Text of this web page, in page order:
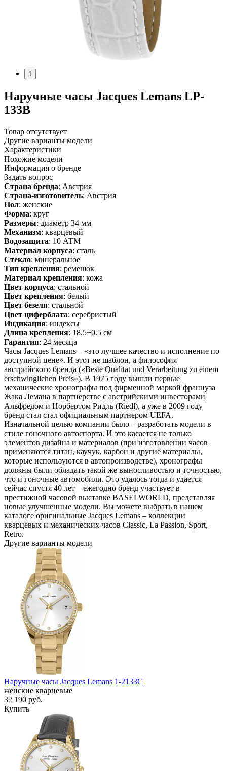
1
Наручные часы Jacques Lemans LP-
133B
Товар отсутствует
Другие варианты модели
Характеристики
Похожие модели
Информация о бренде
Задать вопрос
Страна бренда: Австрия
Страна-изготовитель: Австрия
Пол: женские
Форма: круг
Размеры: диаметр 34 мм
Механизм: кварцевый
Водозащита: 10 АТМ
Материал корпуса: сталь
Стекло: минеральное
Тип крепления: ремешок
Материал крепления: кожа
Цвет корпуса: стальной
Цвет крепления: белый
Цвет безеля: стальной
Цвет циферблата: серебристый
Индикация: индексы
Длина крепления: 18.5±0.5 см
Гарантия: 24 месяца
Часы Jacques Lemans – «это лучшее качество и исполнение по
доступной цене». И этот не шаблон, а философия
австрийского бренда («Beste Qualitat und Verarbeitung zu einem
erschwinglichen Preis»). В 1975 году вышли первые
механические хронографы под фирменной маркой француза
Жака Лемана в партнерстве с австрийскими инвесторами
Альфредом и Норбертом Ридль (Riedl), а уже в 2009 году
бренд стал стал официальным партнером UEFA.
Изначальной целью компании было – разработать модели в
стиле гоночного автоспорта. И это касается не только
элементов дизайна и материалов (при изготовлении часов
применяются титан, каучук, карбон и другие материалы,
которые используются в автопроизводстве), хронографы
должны были обладать такой же выносливостью и точностью,
что и гоночные автомобили. Это удалось тогда и удается
сейчас спустя 40 лет – ежегодно бренд участвует в
престижной часовой выставке BASELWORLD, представляя
новые улучшенные модели. Вы можете выбрать в нашем
каталоге оригинальные Jacques Lemans – коллекции
кварцевых и механических часов Classic, La Passion, Sport,
Retro.
Другие варианты модели
Наручные часы Jacques Lemans 1-2133C
женские кварцевые
32 190 руб.
Купить